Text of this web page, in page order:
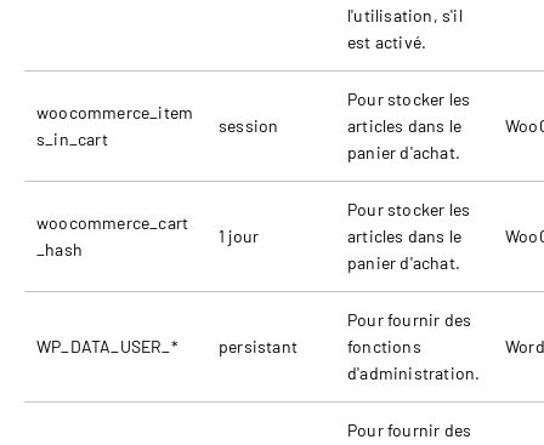
l'utilisation, s'il
est activé.
woocommerce_item
s_in_cart
session
Pour stocker les
articles dans le
panier d'achat.
woocommerce_cart
_hash
1 jour
Pour stocker les
articles dans le
panier d'achat.
WP_DATA_USER_* persistant
Pour fournir des
fonctions
d'administration.
Pour fournir des